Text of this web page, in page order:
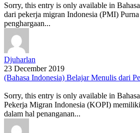
Sorry, this entry is only available in
dari pekerja migran Indonesia (PMI)
penghargaan...
Djuharlan
23 December 2019
(Bahasa Indonesia) Belajar Menulis dari
Sorry, this entry is only available in
Pekerja Migran Indonesia (KOPI)
dalam hal penanganan...